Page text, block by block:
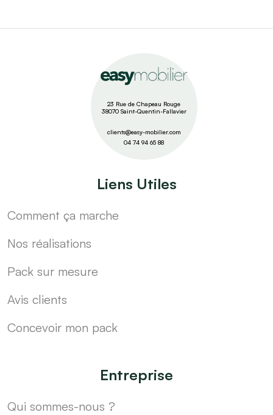
23 Rue de Chapeau Rouge
38070 Saint-Quentin-Fallavier
clients@easy-mobilier.com
04 74 94 65 88
Liens Utiles
Comment ça marche
Nos réalisations
Pack sur mesure
Avis clients
Concevoir mon pack
Entreprise
Qui sommes-nous ?